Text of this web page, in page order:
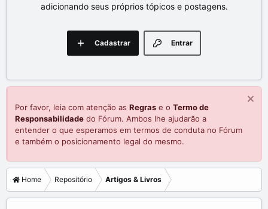
adicionando seus próprios tópicos e postagens.
Entrar
Cadastrar
Por favor, leia com atenção as Regras e o Termo de
Responsabilidade do Fórum. Ambos lhe ajudarão a
entender o que esperamos em termos de conduta no Fórum
e também o posicionamento legal do mesmo.
Home Repositório Artigos & Livros